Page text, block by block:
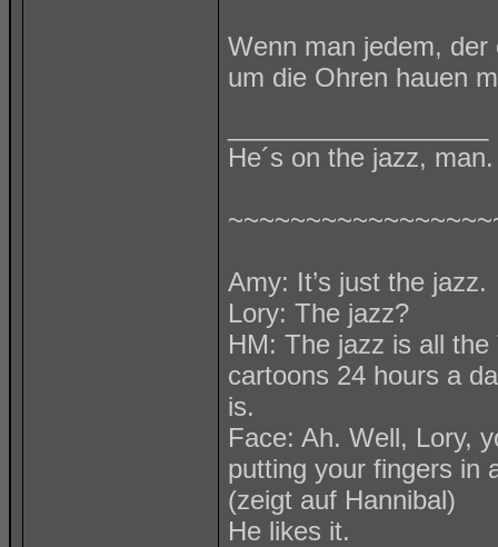
Wenn man jedem,
um die Ohren hauen
He´s on the jazz,
Amy: It’s just the jazz.
Lory: The jazz?
HM: The jazz is all
cartoons 24 hours a
is.
Face: Ah. Well, Lory,
putting your fingers
(zeigt auf Hannibal)
He likes it.